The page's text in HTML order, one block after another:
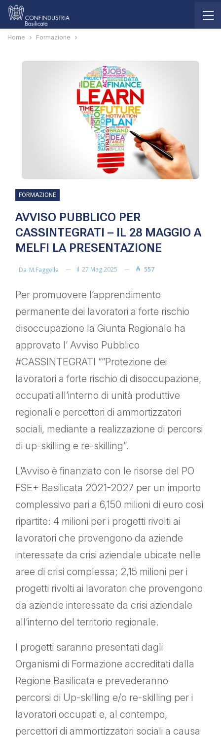
Home Formazione
FORMAZIONE
AVVISO PUBBLICO PER
CASSINTEGRATI – IL 28 MAGGIO A
MELFI LA PRESENTAZIONE
Da M.faggella il 27 Mag 2025 557
Per promuovere l’apprendimento
permanente dei lavoratori a forte rischio
disoccupazione la Giunta Regionale ha
approvato l’ Avviso Pubblico
#CASSINTEGRATI “”Protezione dei
lavoratori a forte rischio di disoccupazione,
occupati all’interno di unità produttive
regionali e percettori di ammortizzatori
sociali, mediante a realizzazione di percorsi
di up-skilling e re-skilling”.
L’Avviso è finanziato con le risorse del PO
FSE+ Basilicata 2021-2027 per un importo
complessivo pari a 6,150 milioni di euro così
ripartite: 4 milioni per i progetti rivolti ai
lavoratori che provengono da aziende
interessate da crisi aziendale ubicate nelle
aree di crisi complessa; 2,15 milioni per i
progetti rivolti ai lavoratori che provengono
da aziende interessate da crisi aziendale
all’interno del territorio regionale.
I progetti saranno presentati dagli
Organismi di Formazione accreditati dalla
Regione Basilicata e prevederanno
percorsi di Up-skilling e/o re-skilling per i
lavoratori occupati e, al contempo,
percettori di ammortizzatori sociali a causa